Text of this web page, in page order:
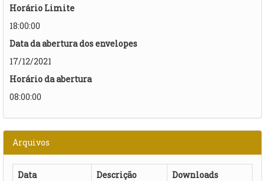
Horário Limite
18:00:00
Data da abertura dos envelopes
17/12/2021
Horário da abertura
08:00:00
Arquivos
Data Descrição
Downloads